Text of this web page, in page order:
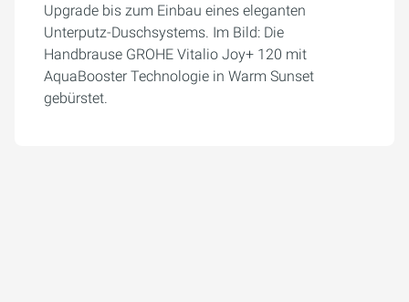
Upgrade bis zum Einbau eines eleganten
Unterputz-Duschsystems. Im Bild: Die
Handbrause GROHE Vitalio Joy+ 120 mit
AquaBooster Technologie in Warm Sunset
gebürstet.